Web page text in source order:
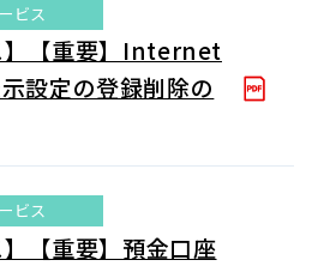
ビス
】【重要】Internet
設定の登録削除の
ビス
】【重要】預金口座